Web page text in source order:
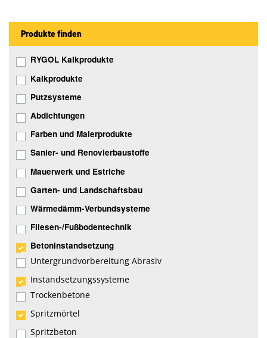
Produkte finden
RYGOL Kalkprodukte
Kalkprodukte
Putzsysteme
Abdichtungen
Farben und Malerprodukte
Sanier- und Renovierbaustoffe
Mauerwerk und Estriche
Garten- und Landschaftsbau
Wärmedämm-Verbundsysteme
Fliesen-/Fußbodentechnik
Betoninstandsetzung
Untergrundvorbereitung Abrasiv
Instandsetzungssysteme
Trockenbetone
Spritzmörtel
Spritzbeton